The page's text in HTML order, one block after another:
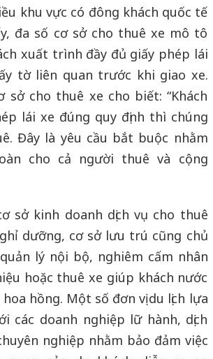
khu vực có đông khách quốc tế
đa số cơ sở cho thuê xe mô tô
xuất trình đầy đủ giấy phép lái
tờ liên quan trước khi giao xe.
sở cho thuê xe cho biết: “Khách
lái xe đúng quy định thì chúng
Đây là yêu cầu bắt buộc nhằm
cho cả người thuê và cộng
sở kinh doanh dịch vụ cho thuê
dưỡng, cơ sở lưu trú cũng chủ
lý nội bộ, nghiêm cấm nhân
hoặc thuê xe giúp khách nước
hồng. Một số đơn vị du lịch lựa
các doanh nghiệp lữ hành, dịch
nghiệp nhằm bảo đảm việc